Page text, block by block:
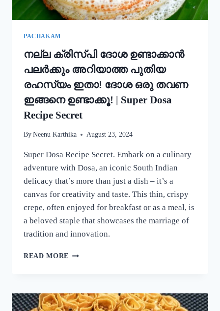
കറി
റെഡി!!
CURRY
RECIPE
PACHAKAM
നല്ല ക്രിസ്‌പി ദോശ ഉണ്ടാക്കാൻ
പലർക്കും അറിയാത്ത പുതിയ
രഹസ്യം ഇതാ! ദോശ ഒരു തവണ
ഇങ്ങനെ ഉണ്ടാക്കൂ! | Super Dosa
Recipe Secret
By Neenu Karthika August 23, 2024
Super Dosa Recipe Secret. Embark on a culinary
adventure with Dosa, an iconic South Indian
delicacy that’s more than just a dish – it’s a
canvas for creativity and taste. This thin, crispy
crepe, often enjoyed for breakfast or as a meal, is
a beloved staple that showcases the marriage of
tradition and innovation.
READ MORE നല്ല
പലർക്കും
അറിയാത്ത